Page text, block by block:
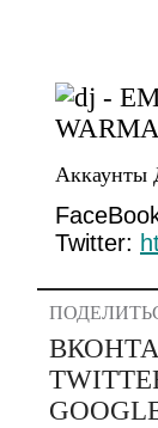
Аккаунты
Twitter: